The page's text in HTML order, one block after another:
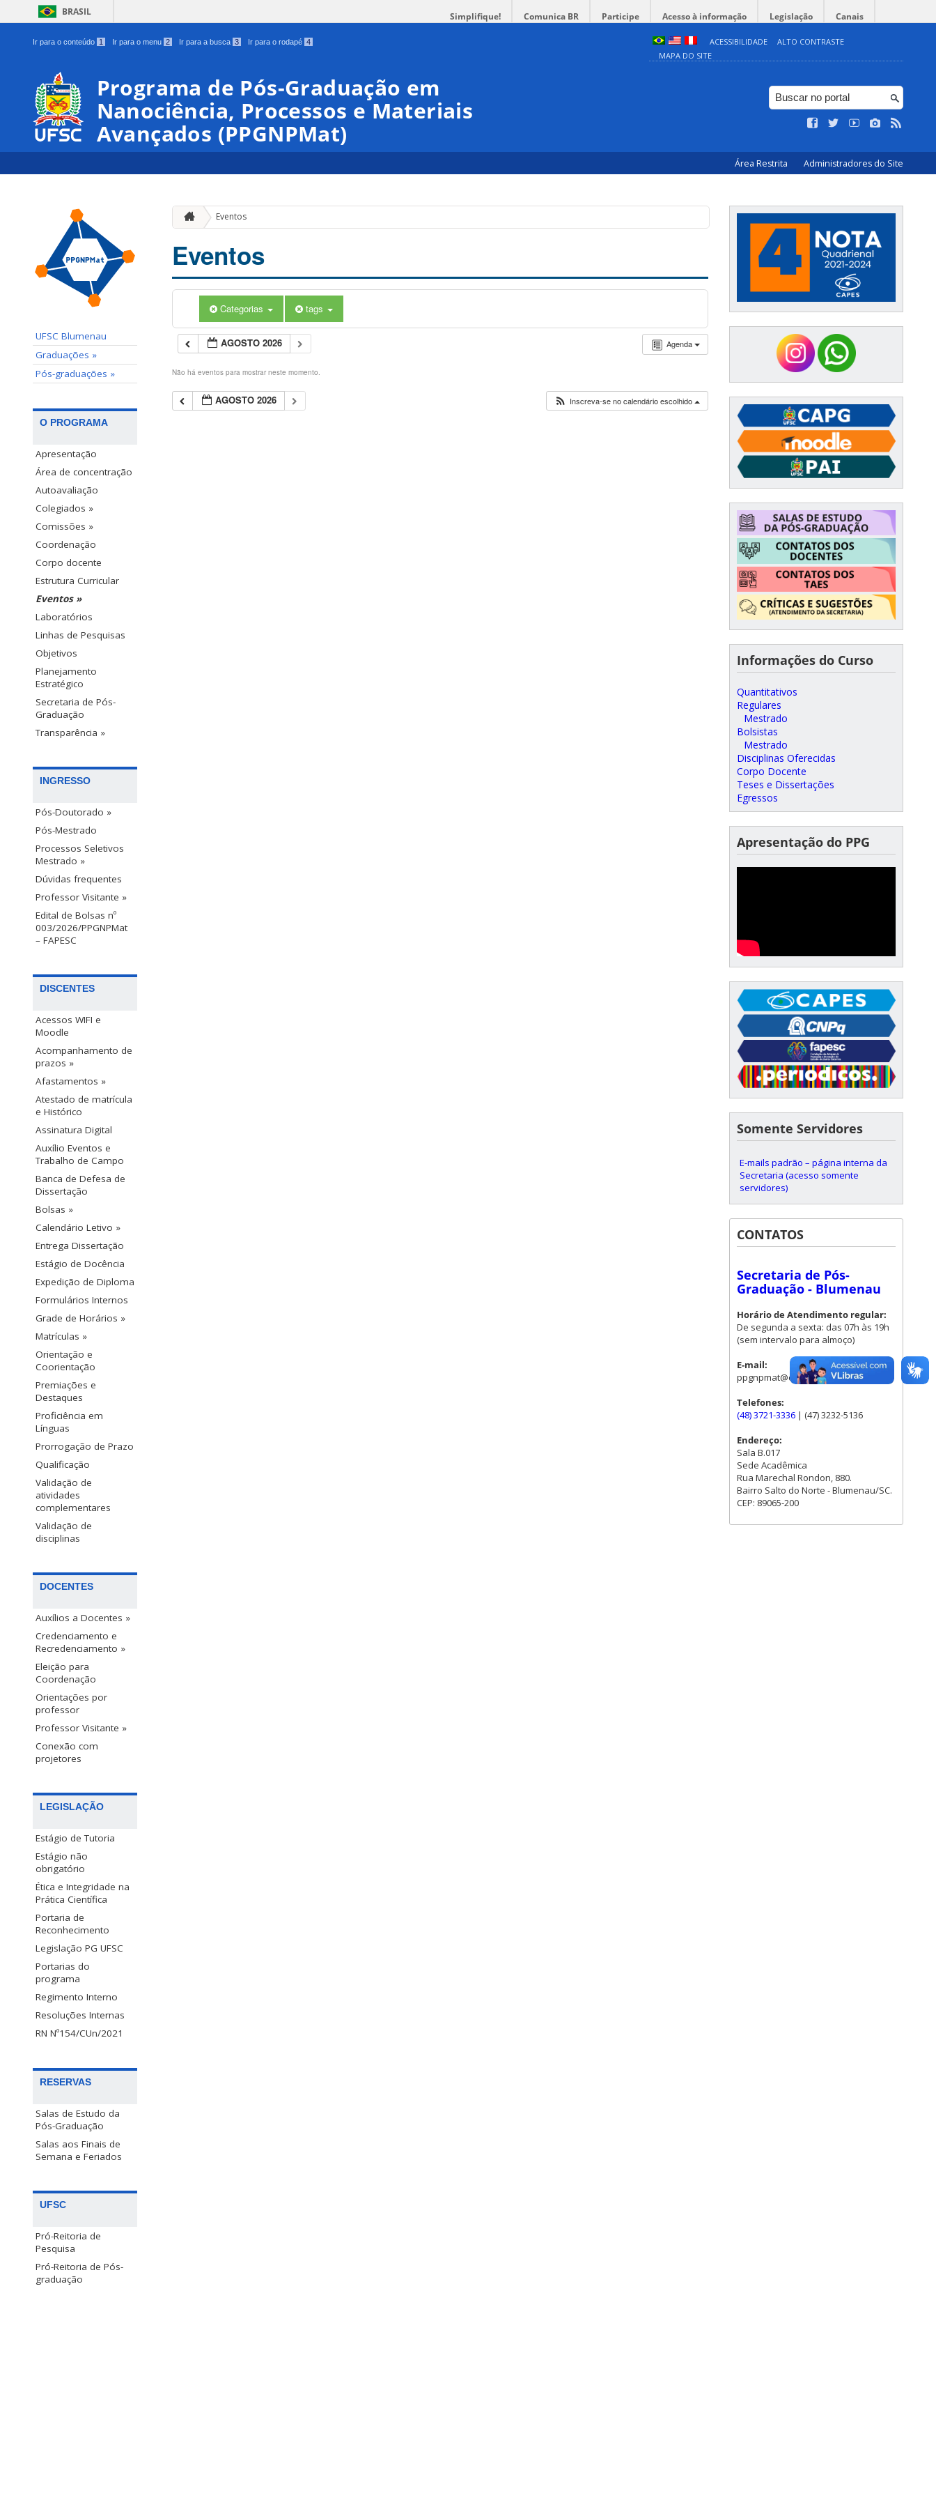
BRASIL Simplifique! Comunica BR Participe Acesso à informação Legislação Canais
Ir para o conteúdo 1 Ir para o menu 2 Ir para a busca 3 Ir para o rodapé 4 ACESSIBILIDADE
ALTO CONTRASTE
MAPA DO SITE
Programa de Pós-Graduação em
Nanociência, Processos e Materiais
Avançados (PPGNPMat)
Área Restrita Administradores do Site
UFSC Blumenau
Graduações »
Pós-graduações »
O PROGRAMA
Apresentação
Área de concentração
Autoavaliação
Colegiados »
Comissões »
Coordenação
Corpo docente
Estrutura Curricular
Eventos »
Laboratórios
Linhas de Pesquisas
Objetivos
Planejamento
Estratégico
Secretaria de Pós-
Graduação
Transparência »
INGRESSO
Pós-Doutorado »
Pós-Mestrado
Processos Seletivos
Mestrado »
Dúvidas frequentes
Professor Visitante »
Edital de Bolsas nº
003/2026/PPGNPMat
– FAPESC
DISCENTES
Acessos WIFI e
Moodle
Acompanhamento de
prazos »
Afastamentos »
Atestado de matrícula
e Histórico
Assinatura Digital
Auxílio Eventos e
Trabalho de Campo
Banca de Defesa de
Dissertação
Bolsas »
Calendário Letivo »
Entrega Dissertação
Estágio de Docência
Expedição de Diploma
Formulários Internos
Grade de Horários »
Matrículas »
Orientação e
Coorientação
Premiações e
Destaques
Proficiência em
Línguas
Prorrogação de Prazo
Qualificação
Validação de
atividades
complementares
Validação de
disciplinas
DOCENTES
Auxílios a Docentes »
Credenciamento e
Recredenciamento »
Eleição para
Coordenação
Orientações por
professor
Professor Visitante »
Conexão com
projetores
LEGISLAÇÃO
Estágio de Tutoria
Estágio não
obrigatório
Ética e Integridade na
Prática Científica
Portaria de
Reconhecimento
Legislação PG UFSC
Portarias do
programa
Regimento Interno
Resoluções Internas
RN Nº154/CUn/2021
RESERVAS
Salas de Estudo da
Pós-Graduação
Salas aos Finais de
Semana e Feriados
UFSC
Pró-Reitoria de
Pesquisa
Pró-Reitoria de Pós-
graduação
Eventos
Eventos
Categorias tags
Agenda
AGOSTO 2026
Não há eventos para mostrar neste momento.
AGOSTO 2026 Inscreva-se no calendário escolhido
Informações do Curso
Quantitativos
Regulares
Mestrado
Bolsistas
Mestrado
Disciplinas Oferecidas
Corpo Docente
Teses e Dissertações
Egressos
Apresentação do PPG
Somente Servidores
E-mails padrão – página interna da
Secretaria (acesso somente
servidores)
CONTATOS
Secretaria de Pós-
Graduação - Blumenau
Horário de Atendimento regular:
De segunda a sexta: das 07h às 19h
(sem intervalo para almoço)
E-mail:
ppgnpmat@contato.ufsc.br
Telefones:
(48) 3721-3336 | (47) 3232-5136
Endereço:
Sala B.017
Sede Acadêmica
Rua Marechal Rondon, 880.
Bairro Salto do Norte - Blumenau/SC.
CEP: 89065-200